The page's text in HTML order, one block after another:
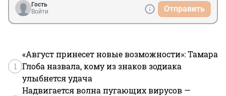
Гость
Войти
Отправить
1
«Август принесет новые возможности»: Тамара
Глоба назвала, кому из знаков зодиака
улыбнется удача
Надвигается волна пугающих вирусов —